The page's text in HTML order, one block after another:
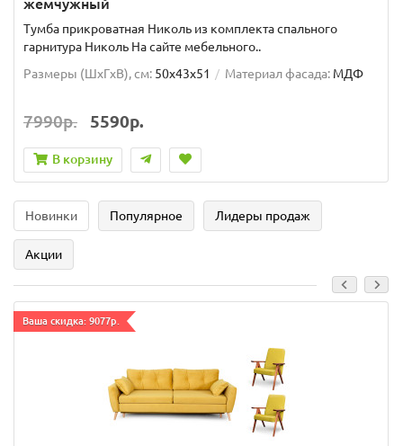
жемчужный
Тумба прикроватная Николь из комплекта спального
гарнитура Николь На сайте мебельного..
Размеры (ШxГxВ), см: 50x43x51 Материал фасада: МДФ
7990р. 5590р.
В корзину
Новинки Популярное Лидеры продаж
Акции
Ваша скидка: 9077р.